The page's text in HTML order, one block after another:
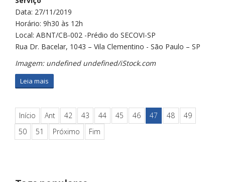
Data: 27/11/2019
Horário: 9h30 às 12h
Local: ABNT/CB-002 -Prédio do SECOVI-SP
Rua Dr. Bacelar, 1043 – Vila Clementino - São Paulo – SP
Imagem: undefined undefined/iStock.com
Leia mais
Início Ant 42 43 44 45 46 47 48
49
50
51 Próximo Fim